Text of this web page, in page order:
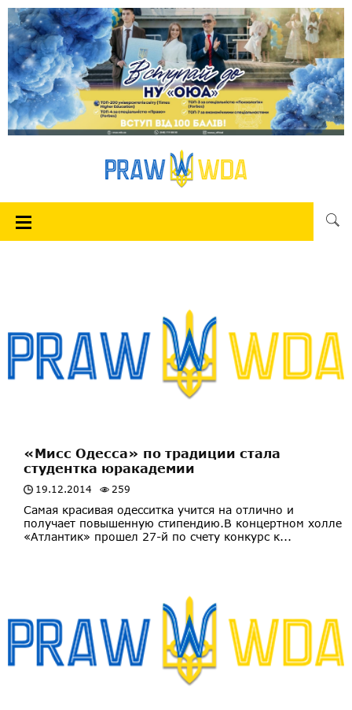
«Мисс Одесса» по традиции стала
студентка юракадемии
19.12.2014 259
Самая красивая одесситка учится на отлично и
получает повышенную стипендию.В концертном холле
«Атлантик» прошел 27-й по счету конкурс к...